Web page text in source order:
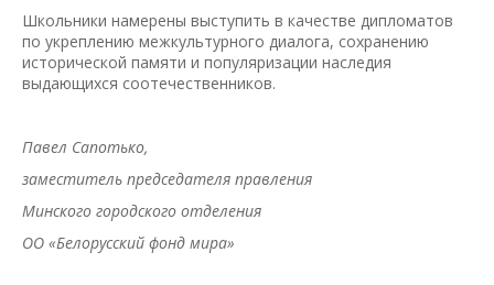
Школьники намерены выступить в качестве дипломатов
по укреплению межкультурного диалога, сохранению
исторической памяти и популяризации наследия
выдающихся соотечественников.
Павел Сапотько,
заместитель председателя правления
Минского городского отделения
ОО «Белорусский фонд мира»